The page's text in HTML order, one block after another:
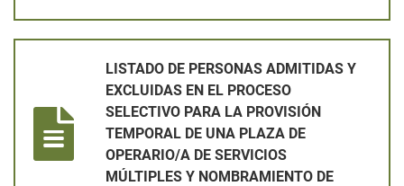
LISTADO DE PERSONAS ADMITIDAS Y
EXCLUIDAS EN EL PROCESO
SELECTIVO PARA LA PROVISIÓN
TEMPORAL DE UNA PLAZA DE
OPERARIO/A DE SERVICIOS
MÚLTIPLES Y NOMBRAMIENTO DE